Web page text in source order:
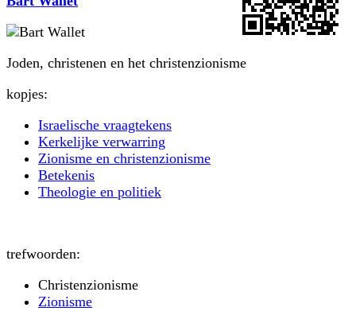
Joden, christenen en het christenzionisme
kopjes:
Israelische vraagtekens
Kerkelijke verwarring
Zionisme en christenzionisme
Betekenis
Theologie en politiek
trefwoorden:
Christenzionisme
Zionisme